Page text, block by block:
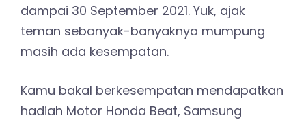
dampai 30 September 2021. Yuk, ajak
teman sebanyak-banyaknya mumpung
masih ada kesempatan.
Kamu bakal berkesempatan mendapatkan
hadiah Motor Honda Beat, Samsung